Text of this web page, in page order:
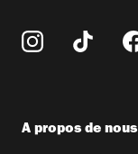
A propos de nous